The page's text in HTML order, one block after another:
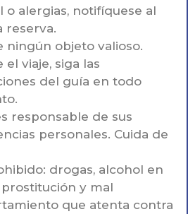
o alergias, notifíquese al
reserva.
ningún objeto valioso.
el viaje, siga las
del guía en todo
responsable de sus
personales. Cuida de
drogas, alcohol en
prostitución y mal
que atenta contra